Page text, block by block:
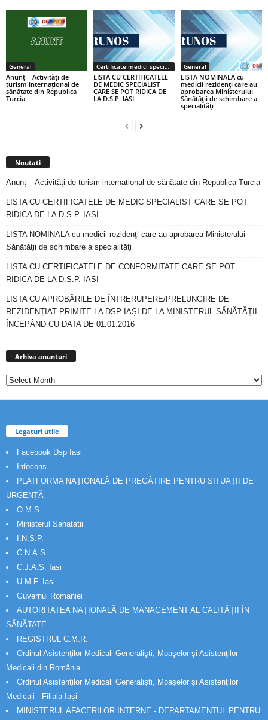
General
Anunț – Activități de
turism internațional de
sănătate din Republica
Turcia
Certificate medici specialiști / primari
LISTA CU CERTIFICATELE
DE MEDIC SPECIALIST
CARE SE POT RIDICA DE
LA D.S.P. IASI
General
LISTA NOMINALA cu
medicii rezidenţi care au
aprobarea Ministerului
Sănătăţii de schimbare a
specialităţi
Noutati
Anunț – Activități de turism internațional de sănătate din Republica Turcia
LISTA CU CERTIFICATELE DE MEDIC SPECIALIST CARE SE POT
RIDICA DE LA D.S.P. IASI
LISTA NOMINALA cu medicii rezidenţi care au aprobarea Ministerului
Sănătăţii de schimbare a specialităţi
LISTA CU CERTIFICATELE DE CONFORMITATE CARE SE POT
RIDICA DE LA D.S.P. IASI
LISTA CU APROBĂRILE DE ÎNTRERUPERE/PRELUNGIRE DE
REZIDENȚIAT PRIMITE LA DSP IAȘI DE LA MINISTERUL SĂNĂTĂȚII
ÎNCEPÂND CU DATA DE 01.01.2016
Arhiva anunturi
Legaturi utile
Facebook Dsp Iasi
Infocons
PLATFORMA NAȚIONALĂ DE PREGĂTIRE PENTRU SITUAȚII DE
URGENȚĂ
O.M.S
Ministerul Sanatatii
I.N.S.P.
C.N.A.S.
C.J.A.S. Iasi
U.M.F. Iasi
Guvernul Romaniei
AUTORITATEA NAȚIONALĂ DE MANAGEMENT AL CALITĂȚII ÎN
SĂNĂTATE
REGISTRUL C.M.R.
Ordinul Asistenţilor Medicali Generalişti, Moaşelor şi Asistenţilor
Medicali din România
Ordinul Asistenţilor Medicali Generalişti, Moaşelor şi Asistenţilor
Medicali - Filiala Iași
MINISTERUL AFACERILOR INTERNE - DEPARTAMENTUL PENTRU